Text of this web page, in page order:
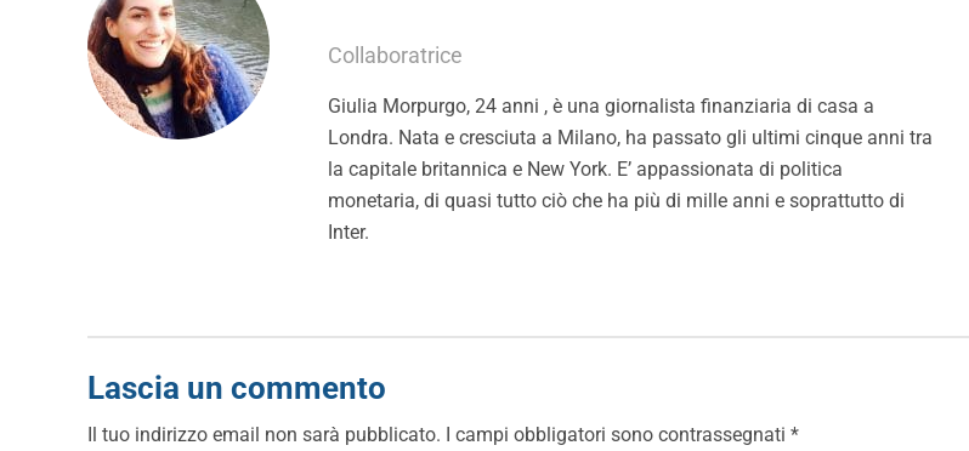
Collaboratrice
Giulia Morpurgo, 24 anni , è una giornalista finanziaria di casa a
Londra. Nata e cresciuta a Milano, ha passato gli ultimi cinque anni tra
la capitale britannica e New York. E’ appassionata di politica
monetaria, di quasi tutto ciò che ha più di mille anni e soprattutto di
Inter.
Lascia un commento
Il tuo indirizzo email non sarà pubblicato. I campi obbligatori sono contrassegnati *